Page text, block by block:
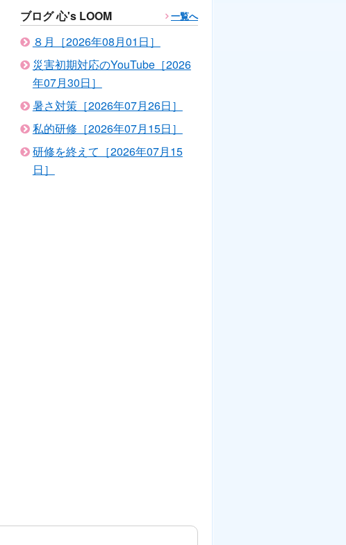
ブログ 心's LOOM 一覧へ
８月［2026年08月01日］
災害初期対応のYouTube［2026
年07月30日］
暑さ対策［2026年07月26日］
私的研修［2026年07月15日］
研修を終えて［2026年07月15
日］